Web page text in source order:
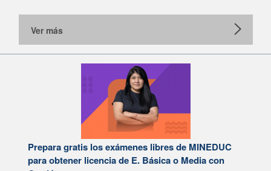
Ver más
Prepara gratis los exámenes libres de MINEDUC
para obtener licencia de E. Básica o Media con